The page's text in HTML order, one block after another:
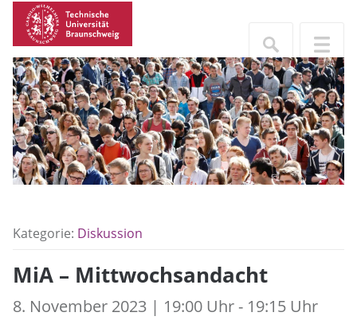
Kategorie: Diskussion
MiA – Mittwochsandacht
8. November 2023 | 19:00 Uhr - 19:15 Uhr